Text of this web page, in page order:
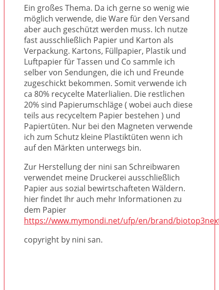
Ein großes Thema. Da ich gerne so wenig wie
möglich verwende, die Ware für den Versand
aber auch geschützt werden muss. Ich nutze
fast ausschließlich Papier und Karton als
Verpackung. Kartons, Füllpapier, Plastik und
Luftpapier für Tassen und Co sammle ich
selber von Sendungen, die ich und Freunde
zugeschickt bekommen. Somit verwende ich
ca 80% recycelte Materlialien. Die restlichen
20% sind Papierumschläge ( wobei auch diese
teils aus recyceltem Papier bestehen ) und
Papiertüten. Nur bei den Magneten verwende
ich zum Schutz kleine Plastiktüten wenn ich
auf den Märkten unterwegs bin.
Zur Herstellung der nini san Schreibwaren
verwendet meine Druckerei ausschließlich
Papier aus sozial bewirtschafteten Wäldern.
hier findet Ihr auch mehr Informationen zu
dem Papier
https://www.mymondi.net/ufp/en/brand/
copyright by nini san.